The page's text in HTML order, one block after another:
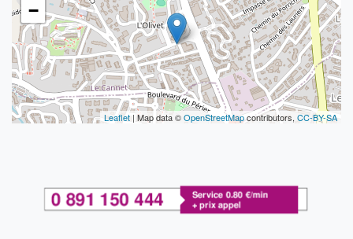
−
Leaflet| Map data ©OpenStreetMapcontributors, CC-BY-SA